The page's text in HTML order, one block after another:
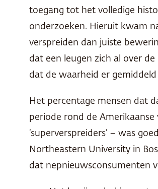
toegang tot het volledige
onderzoeken. Hieruit kwam
verspreiden dan juiste
dat een leugen zich al over
dat de waarheid er
Het percentage mensen dat
periode rond de Amerikaanse
‘superverspreiders’ – was
Northeastern University in
dat nepnieuwsconsumenten